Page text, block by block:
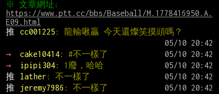
https://www.ptt.cc/bbs/Baseball/M.1778416950.A.
E09.html
推
cc001225 : 龍輸啾贏 今天還燦笑摸頭嗎？
→
cake10414: #不一樣了
→
ipipi304: 1廢，哈哈
推
lather : 不一樣了
推
jeremy7986 : 不一樣了